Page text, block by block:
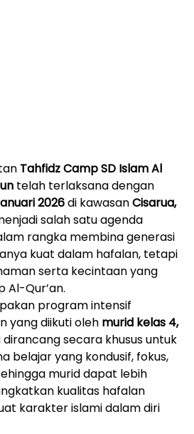
Tahfidz Camp SD Islam Al
telah terlaksana dengan
2026 di kawasan Cisarua,
salah satu agenda
rangka membina generasi
kuat dalam hafalan, tetapi
serta kecintaan yang
Al-Qur’an.
program intensif
yang diikuti oleh murid kelas 4,
dirancang secara khusus untuk
belajar yang kondusif, fokus,
murid dapat lebih
kualitas hafalan
karakter islami dalam diri